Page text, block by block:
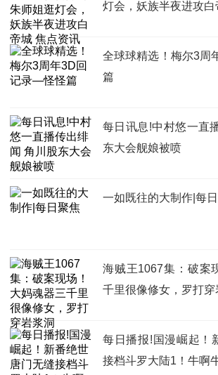
灯会，妖族半夜进攻
全球球精选！梅尔3周
篇
每日讯息!中村悠一直
东大会舰娘被喷
一如既往的大制作|每
海贼王1067集：破案
千里很像修女，罗打穿
每日播报!国漫崛起！
接档斗罗大陆1！牛啊